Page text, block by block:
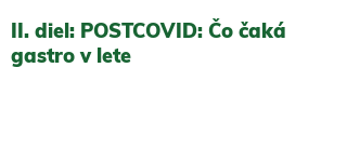
II. diel: POSTCOVID: Čo čaká
gastro v lete